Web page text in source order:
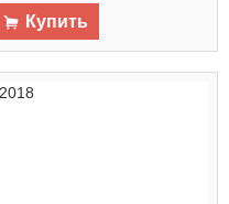
Купить